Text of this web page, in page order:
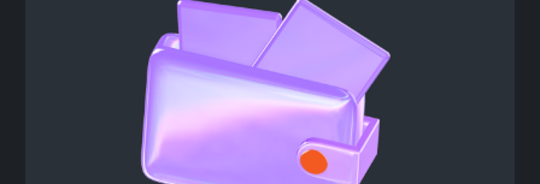
Ты сам выбираешь, как тебе
удобнее платить: разовым
платежом — 139 000 рублей или
рассрочкой от банка. При
оплате обучения сразу
Вариант оплаты